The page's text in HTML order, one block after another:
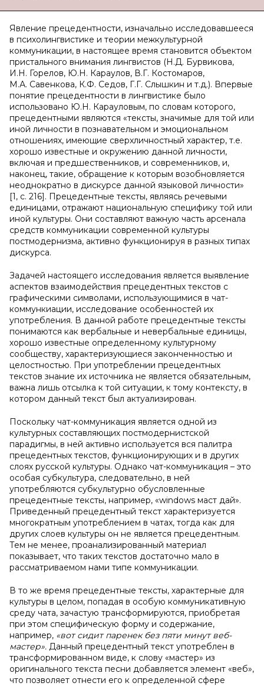
Явление прецедентности, изначально исследовавшееся
в психолингвистике и теории межкультурной
коммуникации, в настоящее время становится объектом
пристального внимания лингвистов (Н.Д. Бурвикова,
И.Н. Горелов, Ю.Н. Караулов, В.Г. Костомаров,
М.А. Савенкова, К.Ф. Седов, Г.Г. Слышкин и т.д.). Впервые
понятие прецедентности в лингвистике было
использовано Ю.Н. Карауловым, по словам которого,
прецедентными являются «тексты, значимые для той или
иной личности в познавательном и эмоциональном
отношениях, имеющие сверхличностный характер, т.е.
хорошо известные и окружению данной личности,
включая и предшественников, и современников, и,
наконец, такие, обращение к которым возобновляется
неоднократно в дискурсе данной языковой личности»
[1, c. 216]. Прецедентные тексты, являясь речевыми
единицами, отражают национальную специфику той или
иной культуры. Они составляют важную часть арсенала
средств коммуникации современной культуры
постмодернизма, активно функционируя в разных типах
дискурса.
Задачей настоящего исследования является выявление
аспектов взаимодействия прецедентных текстов с
графическими символами, использующимися в чат-
коммункиации, исследование особенностей их
употребления. В данной работе прецедентные тексты
понимаются как вербальные и невербальные единицы,
хорошо известные определенному культурному
сообществу, характеризующиеся законченностью и
целостностью. При употреблении прецедентных
текстов знание их источника не является обязательным,
важна лишь отсылка к той ситуации, к тому контексту, в
котором данный текст был актуализирован.
Поскольку чат-коммуникация является одной из
культурных составляющих постмодернистской
парадигмы, в ней активно используется вся палитра
прецедентных текстов, функционирующих и в других
слоях русской культуры. Однако чат-коммуникация – это
особая субкультура, следовательно, в ней
употребляются субкультурно обусловленные
прецедентные тексты, например, «windows маст дай».
Приведенный прецедентный текст характеризуется
многократным употреблением в чатах, тогда как для
других слоев культуры он не является прецедентным.
Тем не менее, проанализированный материал
показывает, что таких текстов достаточно мало в
рассматриваемом нами типе коммуникации.
В то же время прецедентные тексты, характерные для
культуры в целом, попадая в особую коммуникативную
среду чата, зачастую трансформируются, приобретая
при этом специфическую форму и содержание,
например, «вот сидит паренек без пяти минут веб-
мастер». Данный прецедентный текст употреблен в
трансформированном виде, к слову «мастер» из
оригинального текста песни добавляется элемент «веб»,
что позволяет отнести его к определенной сфере